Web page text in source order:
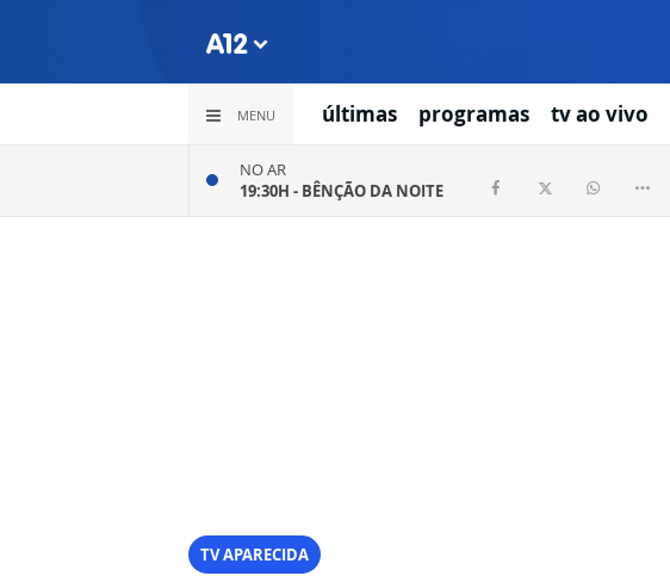
MENU últimas programas tv ao vivo
NO AR
19:30H - BÊNÇÃO DA NOITE
TV APARECIDA